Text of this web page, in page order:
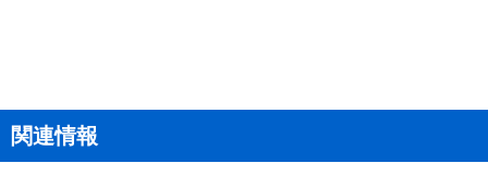
関連情報